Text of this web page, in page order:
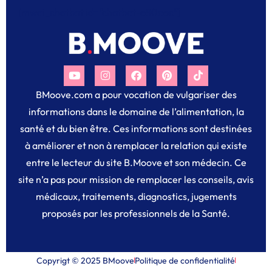
BMoove.com a pour vocation de vulgariser des
informations dans le domaine de l’alimentation, la
santé et du bien être. Ces informations sont destinées
à améliorer et non à remplacer la relation qui existe
entre le lecteur du site B.Moove et son médecin. Ce
site n’a pas pour mission de remplacer les conseils, avis
médicaux, traitements, diagnostics, jugements
proposés par les professionnels de la Santé.
Copyrigt © 2025 BMoovePolitique de confidentialité